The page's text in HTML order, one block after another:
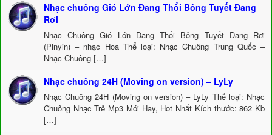
Nhạc chuông Gió Lớn Đang Thổi Bông Tuyết Đang
Rơi
Nhạc Chuông Gió Lớn Đang Thổi Bông Tuyết Đang Rơi
(Pinyin) – nhạc Hoa Thể loại: Nhạc Chuông Trung Quốc –
Nhạc Chuông […]
Nhạc chuông 24H (Moving on version) – LyLy
Nhạc Chuông 24H (Moving on version) – LyLy Thể loại: Nhạc
Chuông Nhạc Trẻ Mp3 Mới Hay, Hot Nhất Kích thước: 862 Kb
[…]